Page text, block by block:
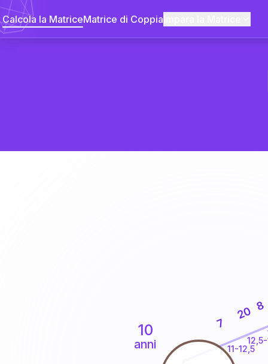
Calcola la MatriceMatrice di Coppia
10
anni 11-12,5
7
20 8